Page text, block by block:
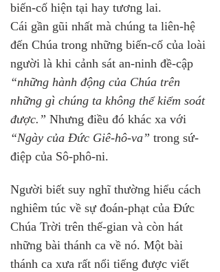
biến-cố hiện tại hay tương lai.
Cái gần gũi nhất mà chúng ta liên-hệ
đến Chúa trong những biến-cố của loài
người là khi cảnh sát an-ninh đề-cập
“những hành động của Chúa trên
những gì chúng ta không thể kiểm soát
được.” Nhưng điều đó khác xa với
“Ngày của Đức Giê-hô-va” trong sứ-
điệp của Sô-phô-ni.
Người biết suy nghĩ thường hiểu cách
nghiêm túc về sự đoán-phạt của Đức
Chúa Trời trên thế-gian và còn hát
những bài thánh ca về nó. Một bài
thánh ca xưa rất nổi tiếng được viết